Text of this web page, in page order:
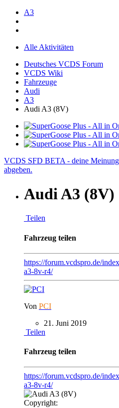
A3
Alle Aktivitäten
Deutsches VCDS Forum
VCDS Wiki
Fahrzeuge
Audi
A3
Audi A3 (8V)
VCDS SFD BETA - deine
abgeben.
Audi A3 (8V)
Teilen
Fahrzeug teilen
https://forum.vcdspro.de/
a3-8v-r4/
Von PCI
21. Juni 2019
Teilen
Fahrzeug teilen
https://forum.vcdspro.de/
a3-8v-r4/
Copyright: